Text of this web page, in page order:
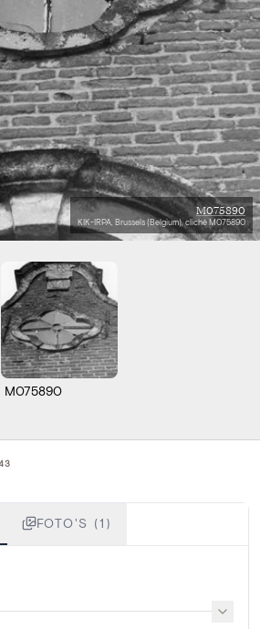
M075890
KIK-IRPA, Brussels (Belgium), cliché M075890
M075890
FOTO'S (1)